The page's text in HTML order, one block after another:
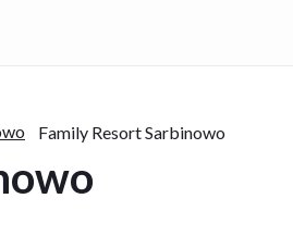
Family Resort Sarbinowo